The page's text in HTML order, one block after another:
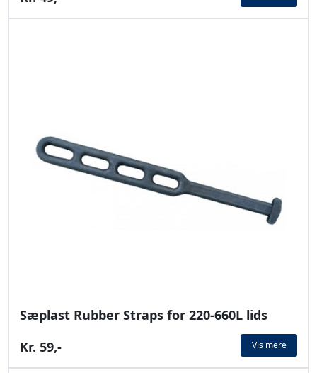
Sæplast Rubber Straps for 220-660L lids
Kr. 59,-
Vis mere